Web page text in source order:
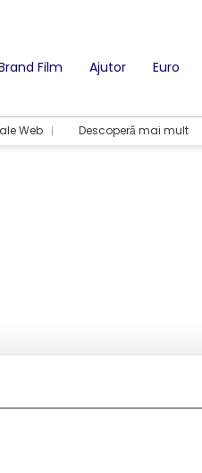
Film Ajutor Euro
Web Descoperă mai mult